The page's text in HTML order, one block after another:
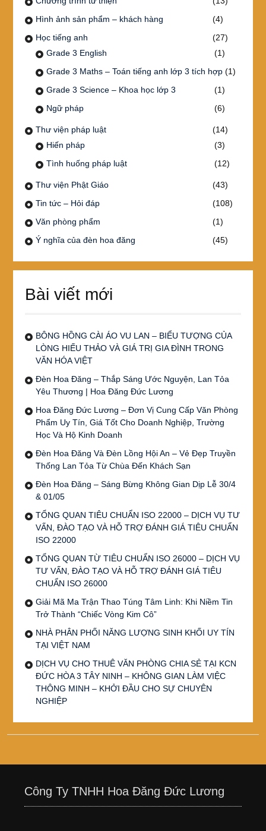
Hình ảnh sản phẩm – khách hàng
(4)
Học tiếng anh
(27)
Grade 3 English
(1)
Grade 3 Maths – Toán tiếng anh lớp 3 tích hợp(1)
Grade 3 Science – Khoa học lớp 3
(1)
Ngữ pháp
(6)
Thư viện pháp luật
(14)
Hiến pháp
(3)
Tình huống pháp luật
(12)
Thư viện Phật Giáo
(43)
Tin tức – Hỏi đáp
(108)
Văn phòng phẩm
(1)
Ý nghĩa của đèn hoa đăng
(45)
Bài viết mới
BÔNG HỒNG CÀI ÁO VU LAN – BIỂU TƯỢNG CỦA
LÒNG HIẾU THẢO VÀ GIÁ TRỊ GIA ĐÌNH TRONG
VĂN HÓA VIỆT
Đèn Hoa Đăng – Thắp Sáng Ước Nguyện, Lan Tỏa
Yêu Thương | Hoa Đăng Đức Lương
Hoa Đăng Đức Lương – Đơn Vị Cung Cấp Văn Phòng
Phẩm Uy Tín, Giá Tốt Cho Doanh Nghiệp, Trường
Học Và Hộ Kinh Doanh
Đèn Hoa Đăng Và Đèn Lồng Hội An – Vẻ Đẹp Truyền
Thống Lan Tỏa Từ Chùa Đến Khách Sạn
Đèn Hoa Đăng – Sáng Bừng Không Gian Dịp Lễ 30/4
& 01/05
TỔNG QUAN TIÊU CHUẨN ISO 22000 – DỊCH VỤ TƯ
VẤN, ĐÀO TẠO VÀ HỖ TRỢ ĐÁNH GIÁ TIÊU CHUẨN
ISO 22000
TỔNG QUAN TỪ TIÊU CHUẨN ISO 26000 – DỊCH VỤ
TƯ VẤN, ĐÀO TẠO VÀ HỖ TRỢ ĐÁNH GIÁ TIÊU
CHUẨN ISO 26000
Giải Mã Ma Trận Thao Túng Tâm Linh: Khi Niềm Tin
Trở Thành “Chiếc Vòng Kim Cô”
NHÀ PHÂN PHỐI NĂNG LƯỢNG SINH KHỐI UY TÍN
TẠI VIỆT NAM
DỊCH VỤ CHO THUÊ VĂN PHÒNG CHIA SẺ TẠI KCN
ĐỨC HÒA 3 TÂY NINH – KHÔNG GIAN LÀM VIỆC
THÔNG MINH – KHỞI ĐẦU CHO SỰ CHUYÊN
NGHIỆP
Công Ty TNHH Hoa Đăng Đức Lương